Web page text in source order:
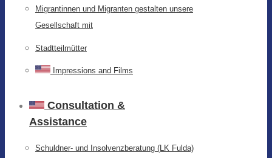
Migrantinnen und Migranten gestalten unsere
Gesellschaft mit
Stadtteilmütter
Impressions and Films
Consultation &
Assistance
Schuldner- und Insolvenzberatung (LK Fulda)